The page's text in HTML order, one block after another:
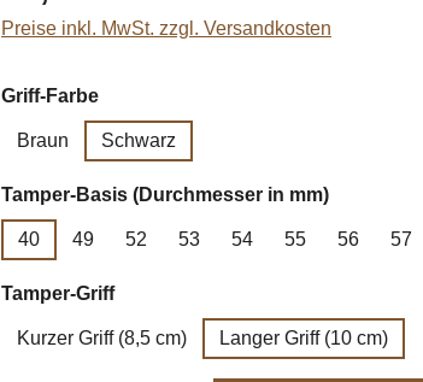
Preise inkl. MwSt. zzgl. Versandkosten
Griff-Farbeauswählen
Braun Schwarz
Tamper-Basis (Durchmesser in mm)auswählen
40 49 52 53 54 55 56 57
Tamper-Griffauswählen
Kurzer Griff (8,5 cm) Langer Griff (10 cm)